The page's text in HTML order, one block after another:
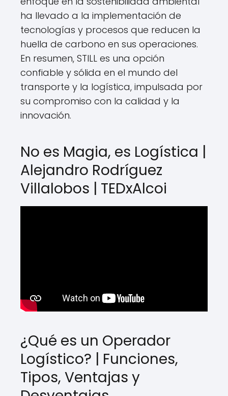
ha llevado a la implementación de
tecnologías y procesos que reducen la
huella de carbono en sus operaciones.
En resumen, STILL es una opción
confiable y sólida en el mundo del
transporte y la logística, impulsada por
su compromiso con la calidad y la
innovación.
No es Magia, es Logística |
Alejandro Rodríguez
Villalobos | TEDxAlcoi
¿Qué es un Operador
Logístico? | Funciones,
Tipos, Ventajas y